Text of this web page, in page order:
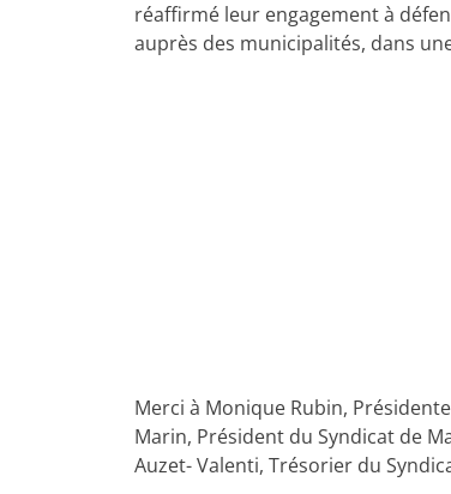
réaffirmé leur engagement à
auprès des municipalités, dans
Merci à Monique Rubin,
Marin, Président du Syndicat de
Auzet- Valenti, Trésorier du